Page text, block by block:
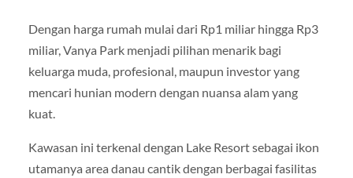
Dengan harga rumah mulai dari Rp1 miliar hingga Rp3
miliar, Vanya Park menjadi pilihan menarik bagi
keluarga muda, profesional, maupun investor yang
mencari hunian modern dengan nuansa alam yang
kuat.
Kawasan ini terkenal dengan Lake Resort sebagai ikon
utamanya area danau cantik dengan berbagai fasilitas